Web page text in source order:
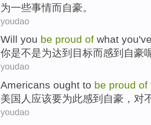
为一些事情而自豪 。
youdao
Will you be proud of what you
你是不是为达到目标而感到 自豪
youdao
Americans ought to be proud of
美国人 应该要为此感到 自豪，对
youdao